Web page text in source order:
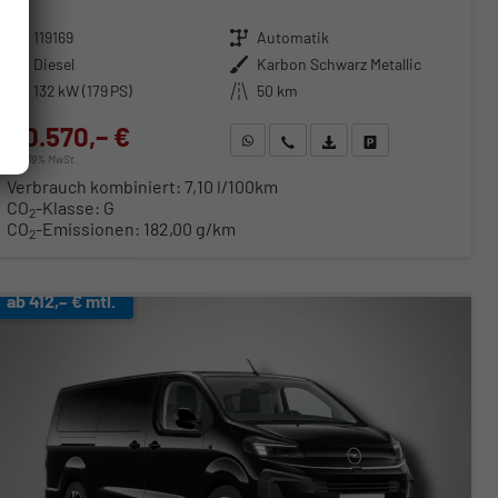
119169 Getriebe Automatik
Diesel Außenfarbe Karbon Schwarz Metallic
132 kW (179 PS) Kilometerstand 50 km
40.570,– €
incl. 19% MwSt.
WhatsApp anfragen
Wir rufen Sie anFahrzeugexposé (PDF)
Fahrzeug parken
Verbrauch kombiniert: 7,10 l/100km
CO2-Klasse: G
CO2-Emissionen: 182,00 g/km
ab 412,– € mtl.